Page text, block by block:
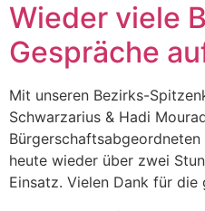
Wieder viele
Gespräche
Mit unseren Bezirks-
Schwarzarius & Hadi
heute wieder über zwei
Einsatz. Vielen Dank für